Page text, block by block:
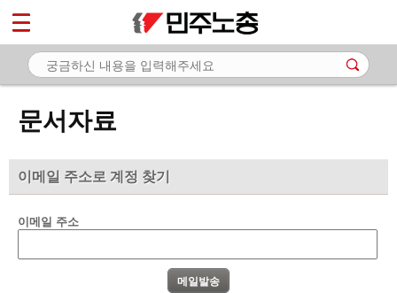
문서자료
이메일 주소로 계정 찾기
이메일 주소
마이페이지
소개
노동상담
자료